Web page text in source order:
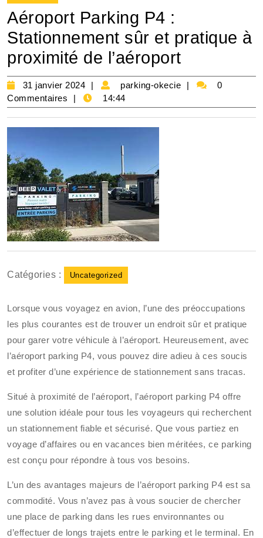
Aéroport Parking P4 :
Stationnement sûr et pratique à
proximité de l’aéroport
31 janvier 2024
31
janvier
2024
parking-okecie
parking-
0
Commentaires
14:44
Catégories : Uncategorized
Lorsque vous voyagez en avion, l’une des préoccupations
les plus courantes est de trouver un endroit sûr et pratique
pour garer votre véhicule à l’aéroport. Heureusement, avec
l’aéroport parking P4, vous pouvez dire adieu à ces soucis
et profiter d’une expérience de stationnement sans tracas.
Situé à proximité de l’aéroport, l’aéroport parking P4 offre
une solution idéale pour tous les voyageurs qui recherchent
un stationnement fiable et sécurisé. Que vous partiez en
voyage d’affaires ou en vacances bien méritées, ce parking
est conçu pour répondre à tous vos besoins.
L’un des avantages majeurs de l’aéroport parking P4 est sa
commodité. Vous n’avez pas à vous soucier de chercher
une place de parking dans les rues environnantes ou
d’effectuer de longs trajets entre le parking et le terminal. En